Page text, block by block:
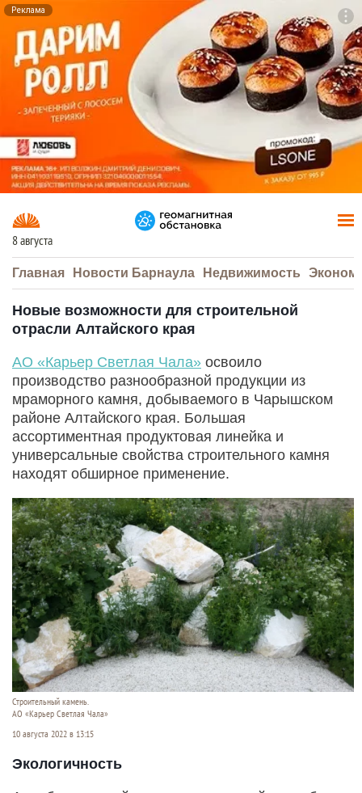
Реклама
8 августа
Главная Новости Барнаула Недвижимость
Новые возможности для строительной
отрасли Алтайского края
АО «Карьер Светлая Чала» освоило
производство разнообразной продукции из
мраморного камня, добываемого в Чарышском
районе Алтайского края. Большая
ассортиментная продуктовая линейка и
универсальные свойства строительного камня
находят обширное применение.
Строительный камень.
АО «Карьер Светлая Чала»
10 августа 2022 в 13:15
Экологичность